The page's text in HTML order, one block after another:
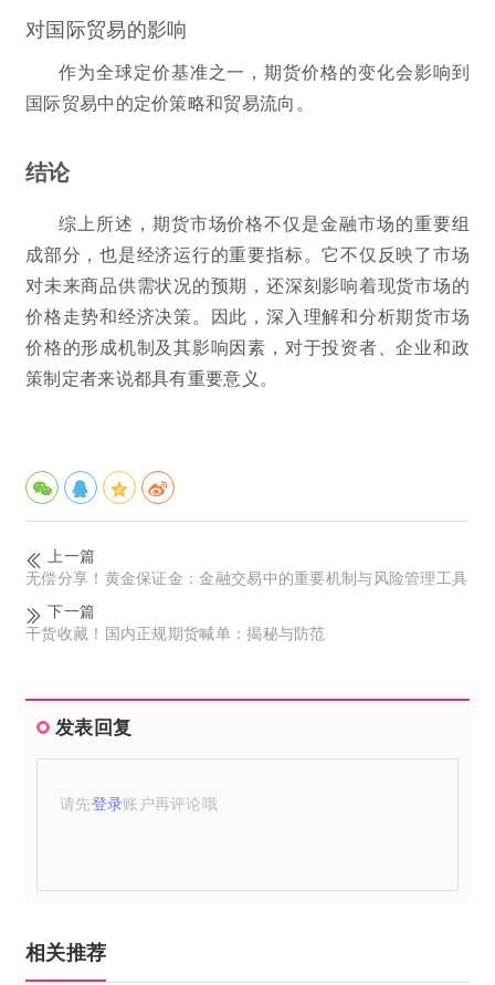
对国际贸易的影响
作为全球定价基准之一，期货价格的变化会影响到
国际贸易中的定价策略和贸易流向。
结论
综上所述，期货市场价格不仅是金融市场的重要组
成部分，也是经济运行的重要指标。它不仅反映了市场
对未来商品供需状况的预期，还深刻影响着现货市场的
价格走势和经济决策。因此，深入理解和分析期货市场
价格的形成机制及其影响因素，对于投资者、企业和政
策制定者来说都具有重要意义。
上一篇
无偿分享！黄金保证金：金融交易中的重要机制与风险管理工具
下一篇
干货收藏！国内正规期货喊单：揭秘与防范
发表回复
请先登录账户再评论哦
相关推荐